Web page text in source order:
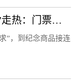
（成都大运会）成都“大运经济”走热：门票周边热销 “溢出效应”显著
”，到纪念商品接连